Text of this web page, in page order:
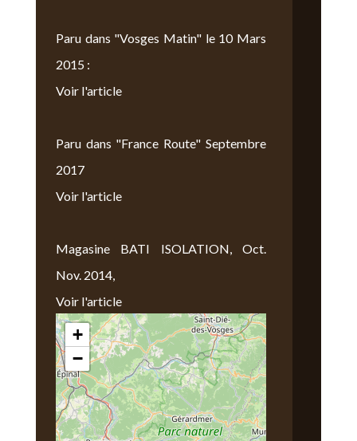
Paru dans "Vosges Matin" le 10 Mars
2015 :
Voir l'article
Paru dans "France Route" Septembre
2017
Voir l'article
Magasine BATI ISOLATION, Oct.
Nov. 2014,
Voir l'article
Nous Trouver
+
−